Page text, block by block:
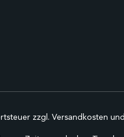
zzgl. Versandkosten